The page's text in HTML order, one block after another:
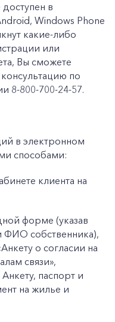
в
Windows Phone
какие-либо
или
Вы сможете
по
8-800-700-24-57.
в электронном
способами:
клиента на
форме (указав
ФИО собственника),
Анкету о согласии на
связи»,
паспорт и
на жилье и